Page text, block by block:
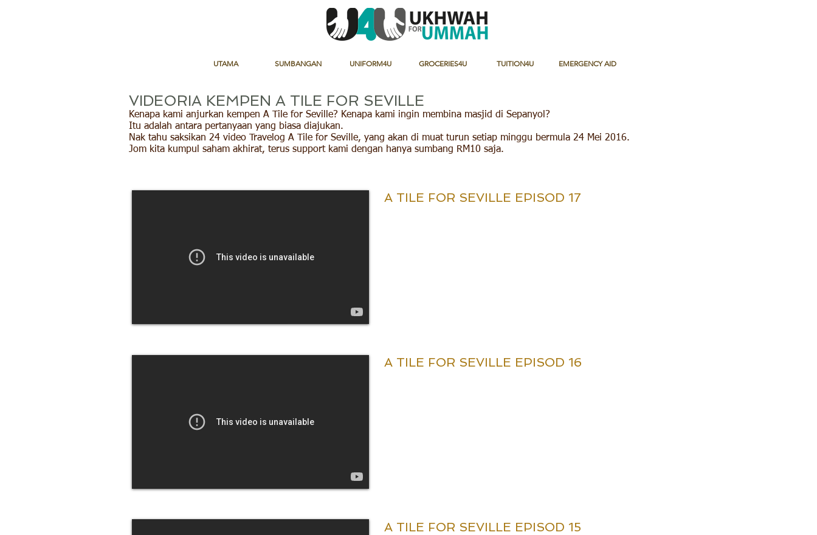
UTAMA SUMBANGAN UNIFORM4U GROCERIES4U TUITION4U EMERGENCY AID
VIDEORIA KEMPEN A TILE FOR SEVILLE
Kenapa kami anjurkan kempen A Tile for Seville? Kenapa kami ingin membina masjid di Sepanyol?
Itu adalah antara pertanyaan yang biasa diajukan.
Nak tahu saksikan 24 video Travelog A Tile for Seville, yang akan di muat turun setiap minggu bermula 24 Mei 2016.
Jom kita kumpul saham akhirat, terus support kami dengan hanya sumbang RM10 saja.
A TILE FOR SEVILLE EPISOD 17
A TILE FOR SEVILLE EPISOD 16
A TILE FOR SEVILLE EPISOD 15